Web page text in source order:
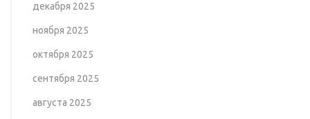
декабря 2025
ноября 2025
октября 2025
сентября 2025
августа 2025